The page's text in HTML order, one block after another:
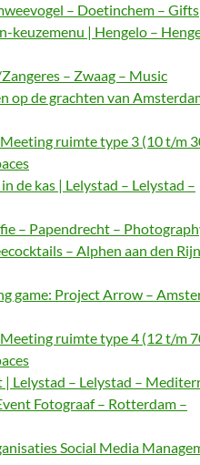
– Doetinchem – Gifts
keuzemenu | Hengelo –
– Zwaag – Music
op de grachten van
ruimte type 3 (10 t/m
de kas | Lelystad – Lelystad –
– Papendrecht –
– Alphen aan den
game: Project Arrow –
ruimte type 4 (12 t/m
Lelystad – Lelystad –
Fotograaf – Rotterdam –
Social Media